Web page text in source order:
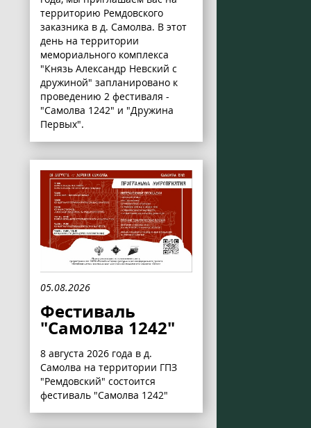
территорию Ремдовского
заказника в д. Самолва. В этот
день на территории
мемориального комплекса
"Князь Александр Невский с
дружиной" запланировано к
проведению 2 фестиваля -
"Самолва 1242" и "Дружина
Первых".
05.08.2026
Фестиваль
"Самолва 1242"
8 августа 2026 года в д.
Самолва на территории ГПЗ
"Ремдовский" состоится
фестиваль "Самолва 1242"